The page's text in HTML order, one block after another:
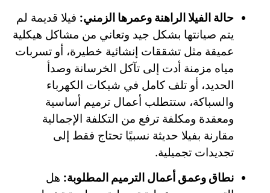
حالة الفيلا الراهنة وعمرها الزمني: فيلا قديمة لم
يتم صيانتها بشكل جيد وتعاني من مشاكل هيكلية
عميقة مثل تشققات إنشائية خطيرة، أو تسربات
مياه مزمنة أدت إلى تآكل الخرسانة وصدأ
الحديد، أو تلف كامل في شبكات الكهرباء
والسباكة، ستتطلب أعمال ترميم أساسية
ومعقدة ومكلفة ترفع من التكلفة الإجمالية
مقارنة بفيلا حديثة نسبيًا تحتاج فقط إلى
تجديدات تجميلية.
نطاق وعمق أعمال الترميم المطلوبة: هل